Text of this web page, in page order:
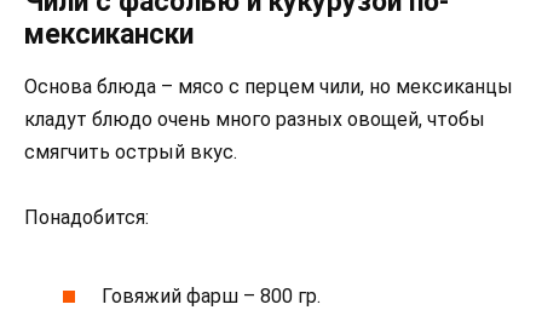
мексикански
Основа блюда – мясо с перцем чили, но мексиканцы
кладут блюдо очень много разных овощей, чтобы
смягчить острый вкус.
Понадобится:
Говяжий фарш – 800 гр.